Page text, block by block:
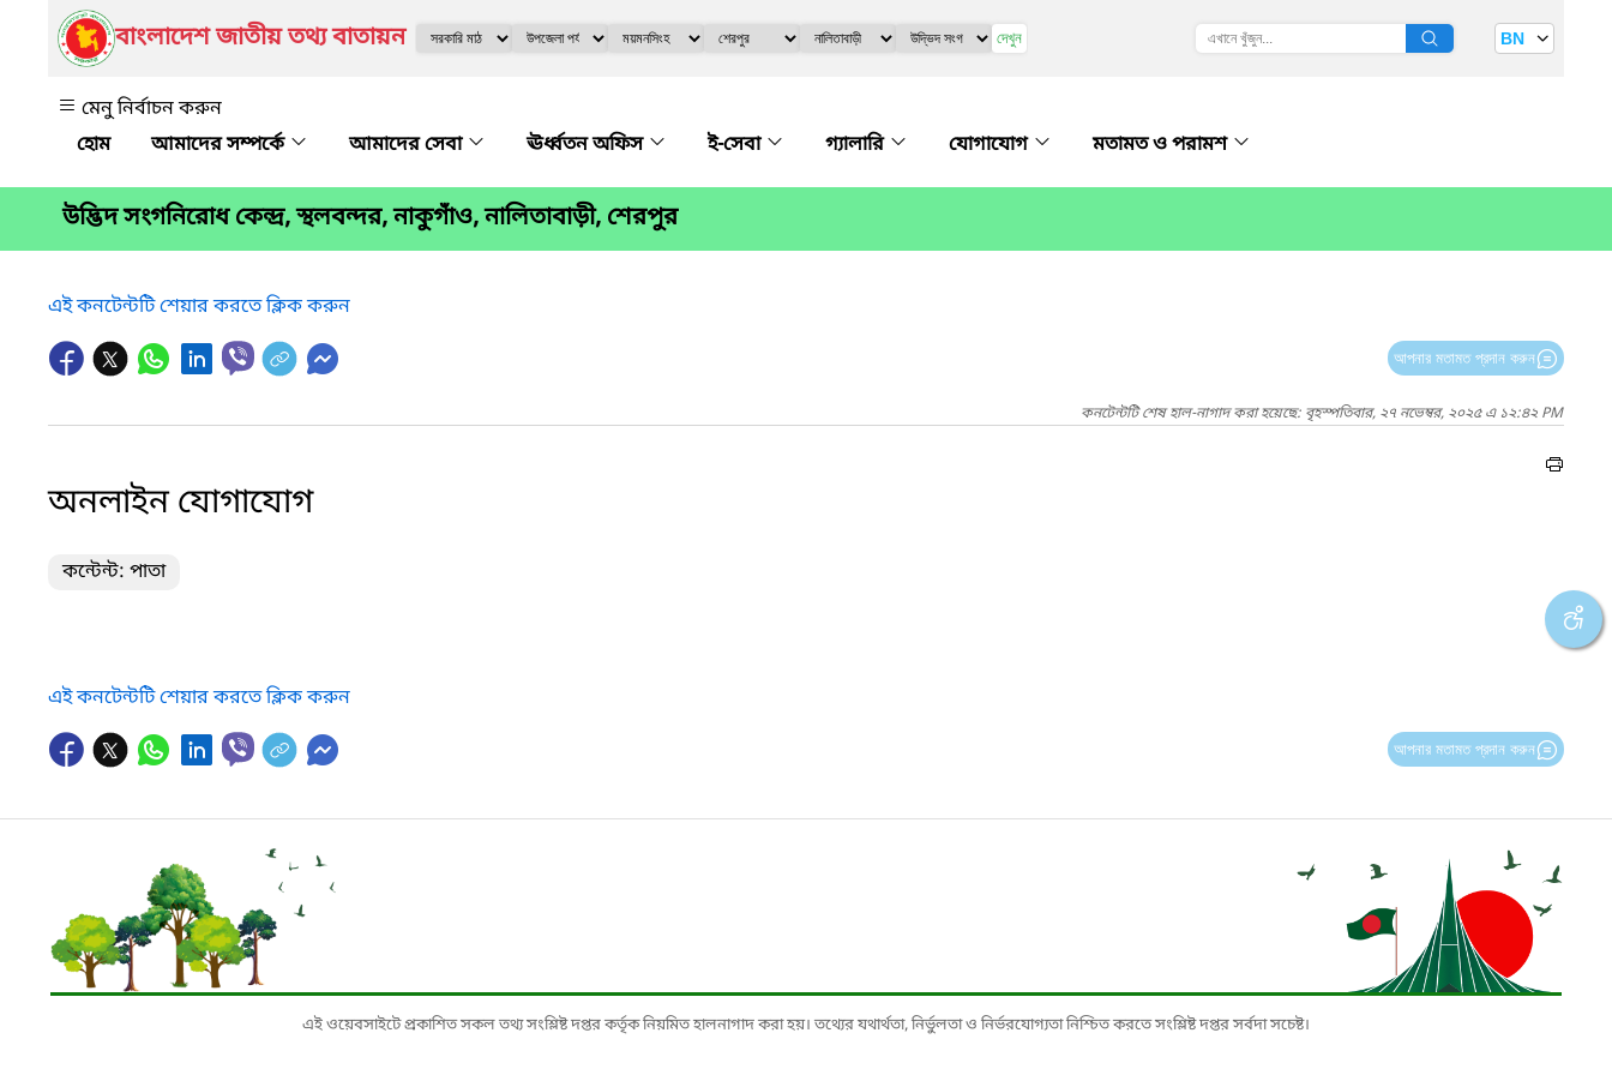
বাংলাদেশ জাতীয় তথ্য বাতায়ন দেখুন BN
মেনু নির্বাচন করুন
আমাদের সম্পর্কে
আমাদের সেবা ঊর্ধ্বতন অফিস ই-সেবা গ্যালারি যোগাযোগ মতামত ও পরামশ
উদ্ভিদ সংগনিরোধ কেন্দ্র, স্থলবন্দর, নাকুগাঁও, নালিতাবাড়ী, শেরপুর
এই কনটেন্টটি শেয়ার করতে ক্লিক করুন
আপনার মতামত প্রদান করুন
কনটেন্টটি শেষ হাল-নাগাদ করা হয়েছে: বৃহস্পতিবার, ২৭ নভেম্বর, ২০২৫ এ ১২:৪২ PM
অনলাইন যোগাযোগ
কন্টেন্ট: পাতা
এই কনটেন্টটি শেয়ার করতে ক্লিক করুন
আপনার মতামত প্রদান করুন
এই ওয়েবসাইটে প্রকাশিত সকল তথ্য সংশ্লিষ্ট দপ্তর কর্তৃক নিয়মিত হালনাগাদ করা হয়। তথ্যের যথার্থতা, নির্ভুলতা ও নির্ভরযোগ্যতা নিশ্চিত করতে সংশ্লিষ্ট দপ্তর সর্বদা সচেষ্ট।